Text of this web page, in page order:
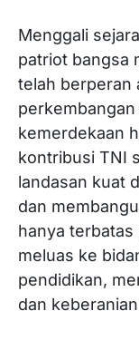
Menggali
patriot bangsa
telah berperan
kemerdekaan
kontribusi TNI
landasan kuat
dan
hanya terbatas
meluas ke
pendidikan,
dan